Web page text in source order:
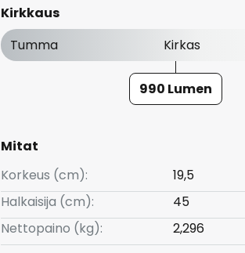
Kirkkaus
Tumma
Kirkas
990 Lumen
Mitat
Korkeus (cm):
19,5
Halkaisija (cm):
45
Nettopaino (kg):
2,296